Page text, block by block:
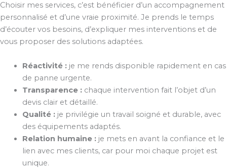
Choisir mes services, c’est bénéficier d’un accompagnement
personnalisé et d’une vraie proximité. Je prends le temps
d’écouter vos besoins, d’expliquer mes interventions et de
vous proposer des solutions adaptées.
Réactivité :je me rends disponible rapidement en cas
de panne urgente.
Transparence :chaque intervention fait l’objet d’un
devis clair et détaillé.
Qualité :je privilégie un travail soigné et durable, avec
des équipements adaptés.
Relation humaine :je mets en avant la confiance et le
lien avec mes clients, car pour moi chaque projet est
unique.